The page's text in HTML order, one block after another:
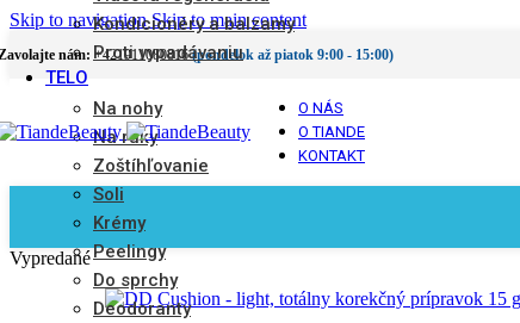
Skip to navigationSkip to main content
nám: +421911080816(pondelok až piatok 9:00 - 15:00)
O NÁS
O TIANDE
KONTAKT
Kondicionéry a balzamy
Proti vypadávaniu
TELO
Na nohy
Na ruky
Zoštíhľovanie
Soli
Krémy
Peelingy
Do sprchy
Deodoranty
Vypredané